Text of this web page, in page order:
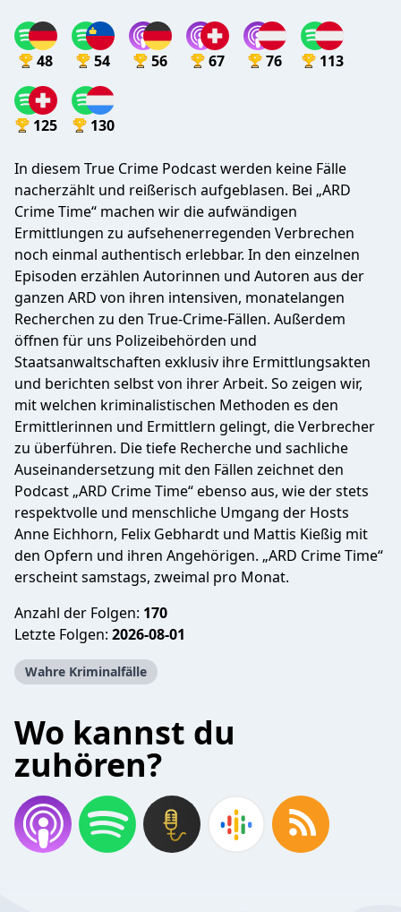
48 54 56 67 76 113
125 130
In diesem True Crime Podcast werden keine Fälle
nacherzählt und reißerisch aufgeblasen. Bei „ARD
Crime Time“ machen wir die aufwändigen
Ermittlungen zu aufsehenerregenden Verbrechen
noch einmal authentisch erlebbar. In den einzelnen
Episoden erzählen Autorinnen und Autoren aus der
ganzen ARD von ihren intensiven, monatelangen
Recherchen zu den True-Crime-Fällen. Außerdem
öffnen für uns Polizeibehörden und
Staatsanwaltschaften exklusiv ihre Ermittlungsakten
und berichten selbst von ihrer Arbeit. So zeigen wir,
mit welchen kriminalistischen Methoden es den
Ermittlerinnen und Ermittlern gelingt, die Verbrecher
zu überführen. Die tiefe Recherche und sachliche
Auseinandersetzung mit den Fällen zeichnet den
Podcast „ARD Crime Time“ ebenso aus, wie der stets
respektvolle und menschliche Umgang der Hosts
Anne Eichhorn, Felix Gebhardt und Mattis Kießig mit
den Opfern und ihren Angehörigen. „ARD Crime Time“
erscheint samstags, zweimal pro Monat.
Anzahl der Folgen: 170
Letzte Folgen: 2026-08-01
Wahre Kriminalfälle
Wo kannst du
zuhören?